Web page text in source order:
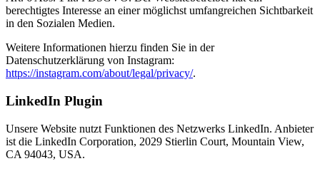
berechtigtes Interesse an einer möglichst umfangreichen Sichtbarkeit
in den Sozialen Medien.
Weitere Informationen hierzu finden Sie in der
Datenschutzerklärung von Instagram:
https://instagram.com/about/legal/privacy/.
LinkedIn Plugin
Unsere Website nutzt Funktionen des Netzwerks LinkedIn. Anbieter
ist die LinkedIn Corporation, 2029 Stierlin Court, Mountain View,
CA 94043, USA.